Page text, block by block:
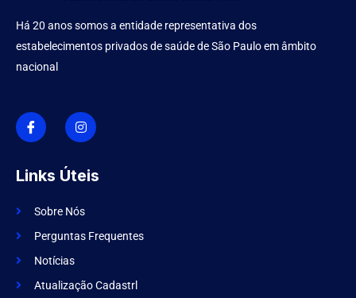
Há 20 anos somos a entidade representativa dos
estabelecimentos privados de saúde de São Paulo em âmbito
nacional
I
c
o
n
f
a
e
o
k
I
n
s
t
g
r
m
Links Úteis
Sobre Nós
Perguntas Frequentes
Notícias
Atualização Cadastrl